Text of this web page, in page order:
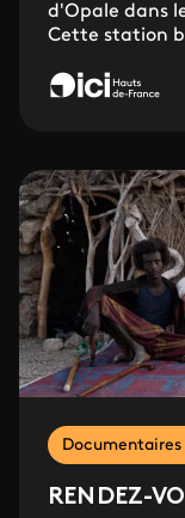
d'Opale dans
Cette station
RENDEZ-